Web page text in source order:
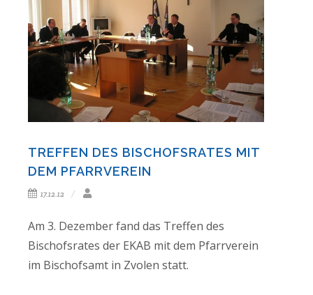
TREFFEN DES BISCHOFSRATES MIT
DEM PFARRVEREIN
17.12.12
Am 3. Dezember fand das Treffen des
Bischofsrates der EKAB mit dem Pfarrverein
im Bischofsamt in Zvolen statt.